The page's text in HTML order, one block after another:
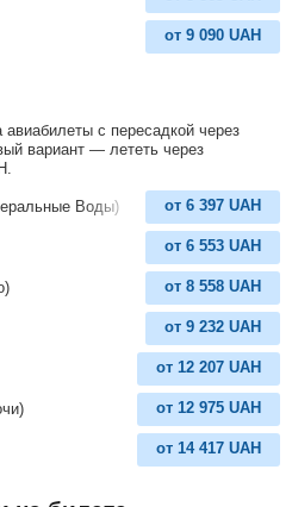
от 9 090 UAH
с пересадкой через
вариант — лететь через
Воды) от 6 397 UAH
от 6 553 UAH
от 8 558 UAH
от 9 232 UAH
от 12 207 UAH
от 12 975 UAH
от 14 417 UAH